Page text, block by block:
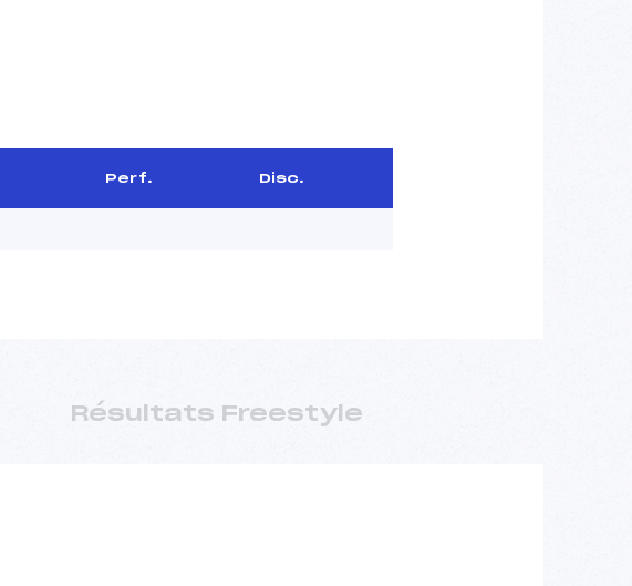
Perf. Disc.
Résultats Freestyle